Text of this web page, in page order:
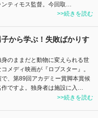
ティモス監督。今回取…
>>続きを読む
から学ぶ！失敗ばかりす
のままだと動物に変えられる世
メディ映画が『ロブスター』。
、第89回アカデミー賞脚本賞候
ですよ。独身者は施設に入…
>>続きを読む